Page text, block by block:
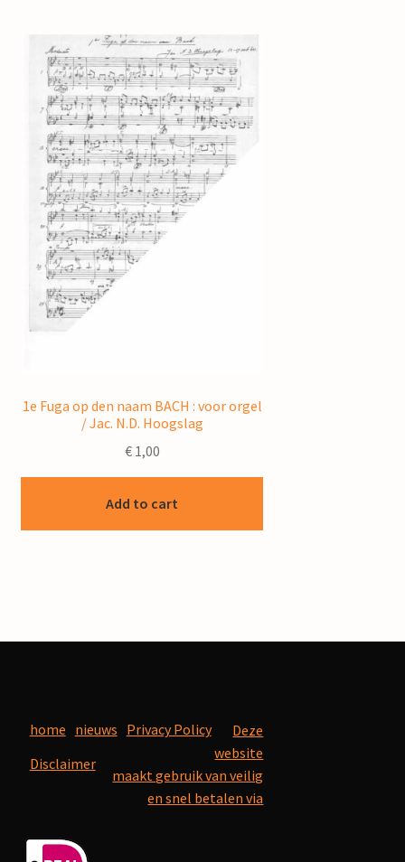
1e Fuga op den naam BACH : voor orgel
/ Jac. N.D. Hoogslag
€1,00
Add to cart
home nieuws Privacy Policy
Disclaimer
Deze
website
maakt gebruik van veilig
en snel betalen via